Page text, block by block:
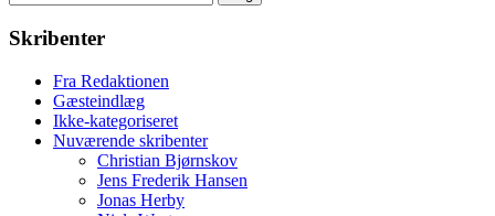
efter:
Skribenter
Fra Redaktionen
Gæsteindlæg
Ikke-kategoriseret
Nuværende skribenter
Christian Bjørnskov
Jens Frederik Hansen
Jonas Herby